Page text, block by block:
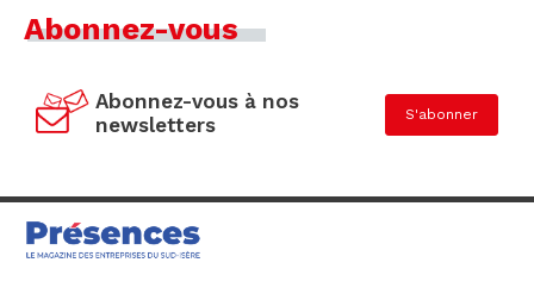
Abonnez-vous
Abonnez-vous à nos
newsletters
S'abonner